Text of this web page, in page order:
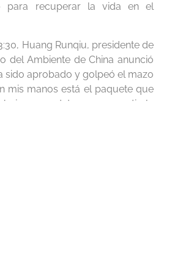
para recuperar la vida en el
Huang Runqiu, presidente de
del Ambiente de China anunció
sido aprobado y golpeó el mazo
mis manos está el paquete que
para detener y revertir la